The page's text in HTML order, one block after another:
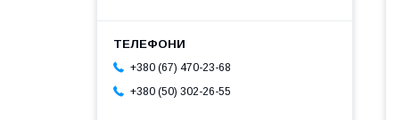
+380 (67) 470-23-68
+380 (50) 302-26-55